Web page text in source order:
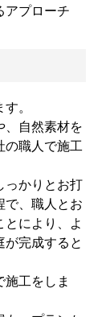
アプローチ
。
、自然素材を
の職人で施工
っかりとお打
で、職人とお
により、よ
が完成すると
工をしま